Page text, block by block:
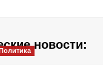
новости: